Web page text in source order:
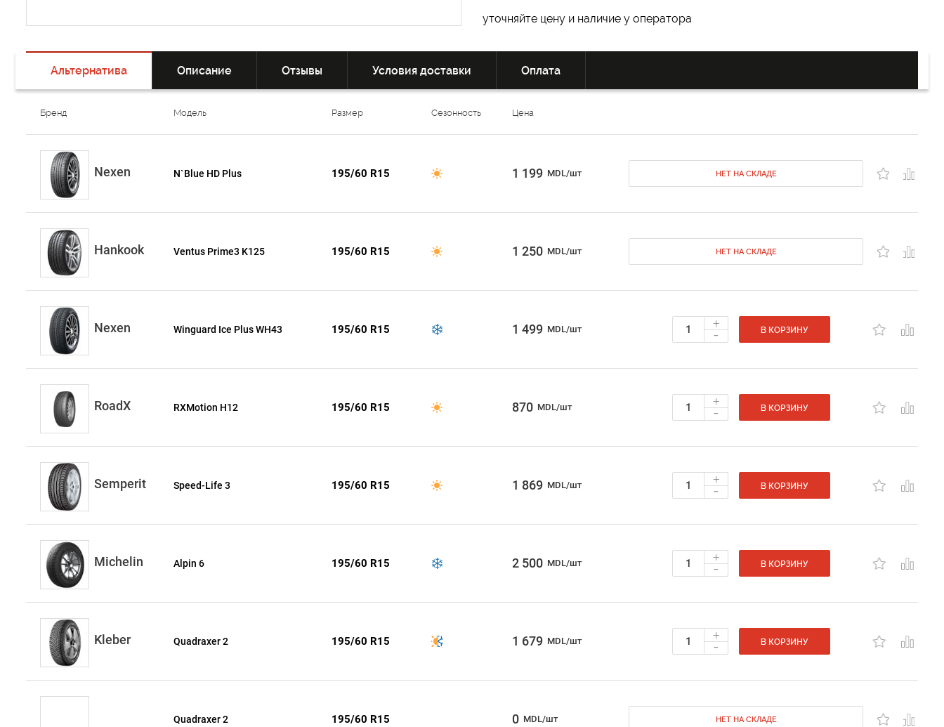
уточняйте цену и наличие у оператора
Альтернатива Описание Отзывы Условия доставки Оплата
Бренд Модель Размер Сезонность Цена
Nexen N`Blue HD Plus 195/60 R15 1 199 MDL/шт НЕТ НА СКЛАДЕ
Hankook Ventus Prime3 K125 195/60 R15 1 250 MDL/шт НЕТ НА СКЛАДЕ
Nexen Winguard Ice Plus WH43 195/60 R15 1 499 MDL/шт +
- В КОРЗИНУ
RoadX RXMotion H12 195/60 R15 870 MDL/шт +
- В КОРЗИНУ
Semperit Speed-Life 3 195/60 R15 1 869 MDL/шт +
- В КОРЗИНУ
Michelin Alpin 6 195/60 R15 2 500 MDL/шт +
- В КОРЗИНУ
Kleber Quadraxer 2 195/60 R15 1 679 MDL/шт +
- В КОРЗИНУ
Quadraxer 2 195/60 R15 0 MDL/шт НЕТ НА СКЛАДЕ